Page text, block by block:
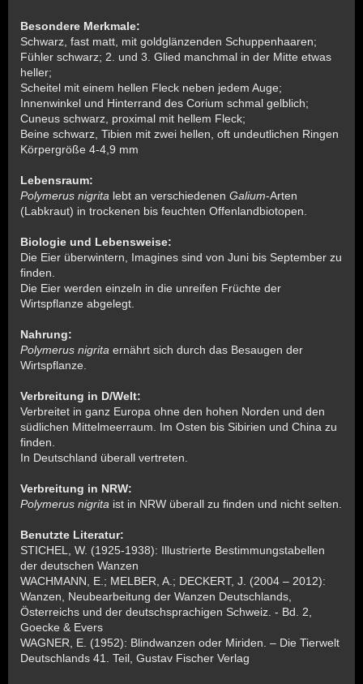
Besondere Merkmale:
Schwarz, fast matt, mit goldglänzenden Schuppenhaaren;
Fühler schwarz; 2. und 3. Glied manchmal in der Mitte etwas
heller;
Scheitel mit einem hellen Fleck neben jedem Auge;
Innenwinkel und Hinterrand des Corium schmal gelblich;
Cuneus schwarz, proximal mit hellem Fleck;
Beine schwarz, Tibien mit zwei hellen, oft undeutlichen Ringen
Körpergröße 4-4,9 mm
Lebensraum:
Polymerus nigrita lebt an verschiedenen Galium-Arten
(Labkraut) in trockenen bis feuchten Offenlandbiotopen.
Biologie und Lebensweise:
Die Eier überwintern, Imagines sind von Juni bis September zu
finden.
Die Eier werden einzeln in die unreifen Früchte der
Wirtspflanze abgelegt.
Nahrung:
Polymerus nigrita ernährt sich durch das Besaugen der
Wirtspflanze.
Verbreitung in D/Welt:
Verbreitet in ganz Europa ohne den hohen Norden und den
südlichen Mittelmeerraum. Im Osten bis Sibirien und China zu
finden.
In Deutschland überall vertreten.
Verbreitung in NRW:
Polymerus nigrita ist in NRW überall zu finden und nicht selten.
Benutzte Literatur:
STICHEL, W. (1925-1938): Illustrierte Bestimmungstabellen
der deutschen Wanzen
WACHMANN, E.; MELBER, A.; DECKERT, J. (2004 – 2012):
Wanzen, Neubearbeitung der Wanzen Deutschlands,
Österreichs und der deutschsprachigen Schweiz. - Bd. 2,
Goecke & Evers
WAGNER, E. (1952): Blindwanzen oder Miriden. – Die Tierwelt
Deutschlands 41. Teil, Gustav Fischer Verlag